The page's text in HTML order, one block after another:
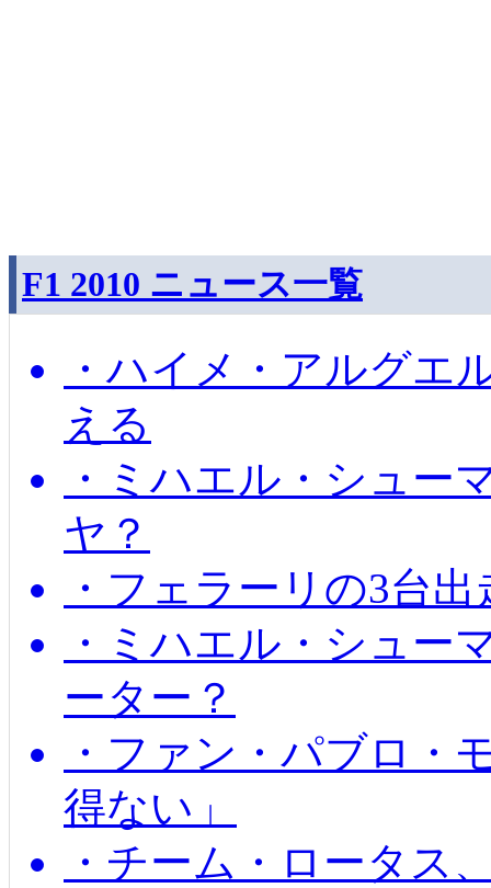
F1 2010 ニュース一覧
・ハイメ・アルグエ
える
・ミハエル・シュー
ヤ？
・フェラーリの3台
・ミハエル・シュー
ーター？
・ファン・パブロ・
得ない」
・チーム・ロータス